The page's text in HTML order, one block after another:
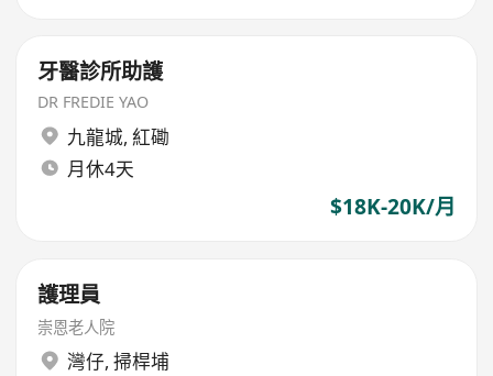
牙醫診所助護
DR FREDIE YAO
九龍城, 紅磡
月休4天
$18K-20K/月
護理員
崇恩老人院
灣仔, 掃桿埔